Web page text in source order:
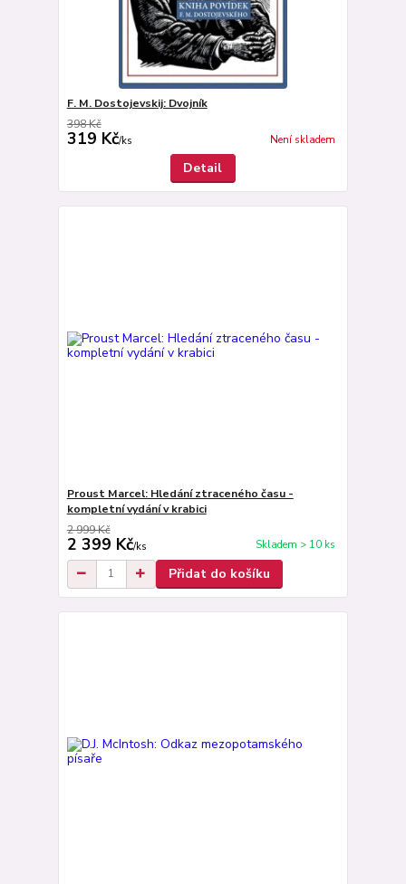
F. M. Dostojevskij: Dvojník
398 Kč
319 Kč/ks Není skladem
Detail
Proust Marcel: Hledání ztraceného času -
kompletní vydání v krabici
2 999 Kč
2 399 Kč/ks Skladem > 10 ks
Přidat do košíku